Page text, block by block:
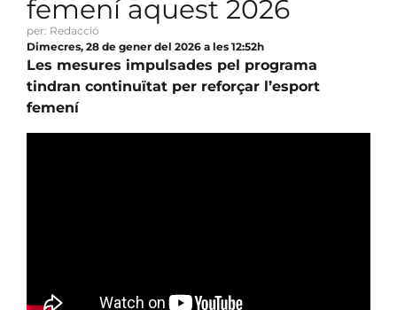
femení aquest 2026
per: Redacció
Dimecres, 28 de gener del 2026 a les 12:52h
Les mesures impulsades pel programa
tindran continuïtat per reforçar l’esport
femení